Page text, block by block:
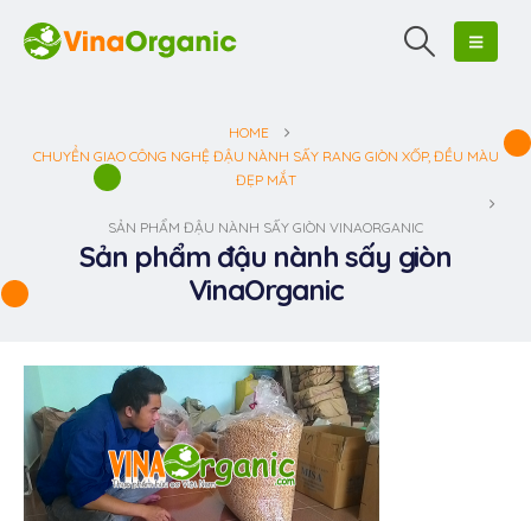
HOME
CHUYỂN GIAO CÔNG NGHỆ ĐẬU NÀNH SẤY RANG GIÒN XỐP, ĐỀU MÀU
ĐẸP MẮT
SẢN PHẨM ĐẬU NÀNH SẤY GIÒN VINAORGANIC
Sản phẩm đậu nành sấy giòn
VinaOrganic